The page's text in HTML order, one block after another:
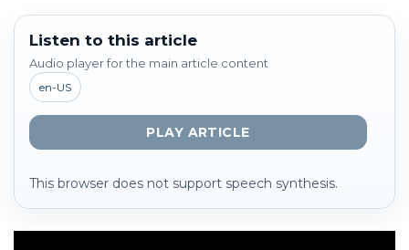
Listen to this article
Audio player for the main article content
en-US
PLAY ARTICLE
This browser does not support speech synthesis.